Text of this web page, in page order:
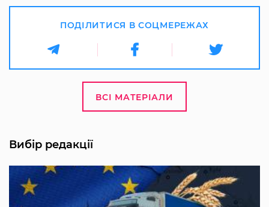
ПОДІЛИТИСЯ В СОЦМЕРЕЖАХ
ВСІ МАТЕРІАЛИ
Вибір редакції